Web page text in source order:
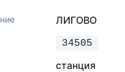
ЛИГОВО
34505
станция